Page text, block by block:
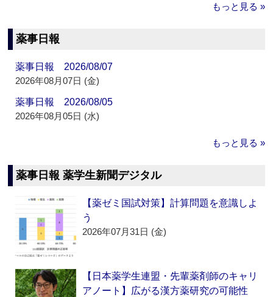
もっと見る »
薬事日報
薬事日報 2026/08/07
2026年08月07日 (金)
薬事日報 2026/08/05
2026年08月05日 (水)
もっと見る »
薬事日報 薬学生新聞デジタル
【薬ゼミ国試対策】計算問題を意識しよ
う
2026年07月31日 (金)
【日本薬学生連盟・先輩薬剤師のキャリ
アノート】広がる漢方薬研究の可能性